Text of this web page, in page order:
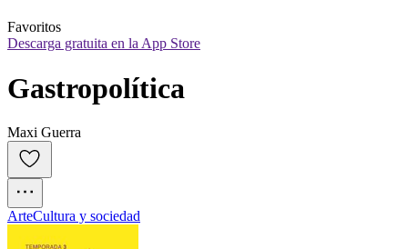
Favoritos
Descarga gratuita en la App Store
Gastropolítica
Maxi Guerra
ArteCultura y sociedad